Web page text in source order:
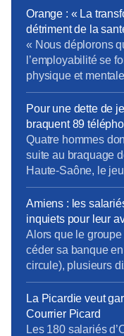
Orange : « La
détriment de la
News tank RH
« Nous déplorons
l’employabilité se
physique et
des formations
force est de
“pauvre” en
de l’IA, de la data,
Pour une dette de
braquent 89
France 3 région
Quatre hommes
suite au braquage
Haute-Saône, le
second braquage
malfrats viennent
cagoulés. La scène
Jeudi 30 janvier
Amiens : les
inquiets pour leur
Alors que le
céder sa banque
circule), plusieurs
d’Orange Bank ont
2023, en fin de
dizaines de
l’entreprise et du
La Picardie veut
Courrier Picard
Les 180 salariés